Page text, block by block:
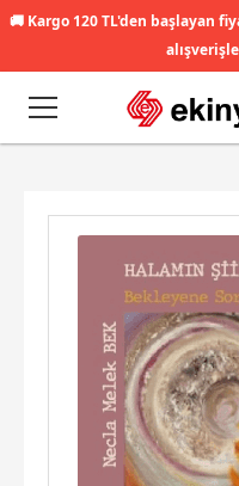
🚚 Kargo 120 TL'den başlayan